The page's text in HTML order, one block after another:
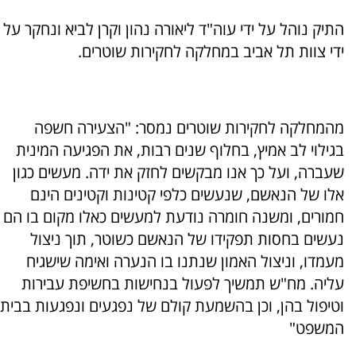
התיק נוהל על ידי עוה"ד ליאורה נהון וקרן לביא ונחקר על
ידי צוות תל אביב במחלקה לחקירות שוטרים.
מהמחלקה לחקירות שוטרים נמסר: "הצעירה חשפה
בגילוי לב אמיץ, בחלוף שנים רבות, את הפגיעה המינית
שעברה, ועל כך אנו מבקשים לחזק את ידה. מעשים כגון
אלו של הנאשם, שנעשים כלפי קטינות וקטינים הינם
חמורים, ומשנה חומרה נודעת למעשים כאלו מקום בו הם
נעשים בחסות תפקידו של הנאשם כשוטר, תוך ניצול
מעמדו, וניצול האמון שנתנו בו הנערה ואימה שישגיח
עליה. מח"ש תמשיך לפעול בנחישות בחשיפת עבירות
וטיפול בהן, וכן בהשמעת קולם של נפגעים ונפגעות בבית
המשפט"